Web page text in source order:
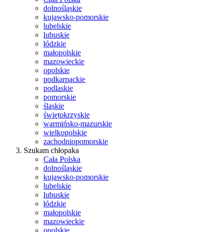
dolnośląskie
kujawsko-pomorskie
lubelskie
lubuskie
łódzkie
małopolskie
mazowieckie
opolskie
podkarpackie
podlaskie
pomorskie
śląskie
świętokrzyskie
warmińsko-mazurskie
wielkopolskie
zachodniopomorskie
Szukam chłopaka
Cała Polska
dolnośląskie
kujawsko-pomorskie
lubelskie
lubuskie
łódzkie
małopolskie
mazowieckie
opolskie